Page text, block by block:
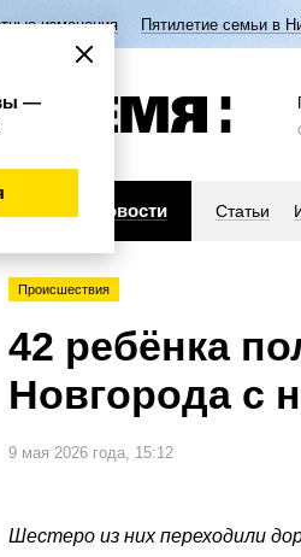
изменения Пятилетие семьи в
Новости Статьи
Происшествия
42 ребёнка
Новгорода с
9 мая 2026 года, 15:12
Шестеро из них переходили
—